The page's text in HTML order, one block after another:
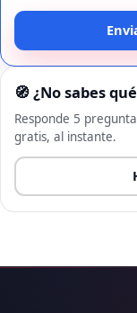
🧭 ¿No sabes
Responde 5
gratis, al instante.